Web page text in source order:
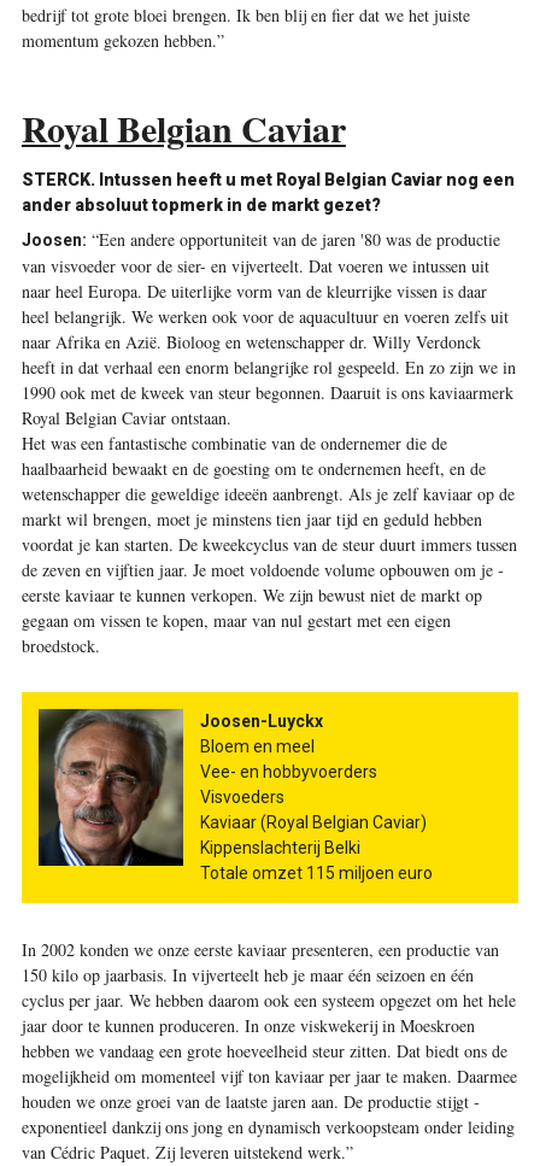
bedrijf tot grote bloei brengen. Ik ben blij en fier dat we het juiste
momentum gekozen hebben.”
Royal Belgian Caviar
STERCK. Intussen heeft u met Royal Belgian Caviar nog een
ander absoluut topmerk in de markt gezet?
Joosen: “Een andere opportuniteit van de jaren '80 was de productie
van visvoeder voor de sier- en vijverteelt. Dat voeren we intussen uit
naar heel Europa. De ­uiterlijke vorm van de kleurrijke vissen is daar
heel belangrijk. We werken ook voor de aquacultuur en voeren zelfs uit
naar Afrika en Azië. Bioloog en wetenschapper dr. Willy Verdonck
heeft in dat verhaal een enorm belangrijke rol gespeeld. En zo zijn we in
1990 ook met de kweek van steur begonnen. Daaruit is ons kaviaarmerk
Royal ­Belgian Caviar ontstaan.
Het was een fantastische ­combinatie van de ondernemer die de
haalbaarheid bewaakt en de goesting om te ondernemen heeft, en de
wetenschapper die geweldige ideeën aanbrengt. Als je zelf kaviaar op de
markt wil brengen, moet je ­minstens tien jaar tijd en geduld ­hebben
voordat je kan starten. De kweekcyclus van de steur duurt immers ­tussen
de zeven en vijftien jaar. Je moet ­voldoende volume opbouwen om je ­
eerste ­kaviaar te kunnen ­verkopen. We zijn bewust niet de markt op
gegaan om ­vissen te kopen, maar van nul gestart met een eigen
broedstock.
Joosen-Luyckx
Bloem en meel
Vee- en hobbyvoerders
Visvoeders
Kaviaar (Royal Belgian Caviar)
Kippenslachterij Belki
Totale omzet 115 miljoen euro
In 2002 konden we onze ­eerste kaviaar presenteren, een ­productie van
150 kilo op jaar­basis. In vijverteelt heb je maar één seizoen en één
cyclus per jaar. We ­hebben daarom ook een systeem ­opgezet om het hele
jaar door te kunnen ­produceren. In onze ­viskwekerij in ­Moeskroen
hebben we vandaag een grote hoeveelheid steur zitten. Dat biedt ons de
mogelijkheid om ­momenteel vijf ton ­kaviaar per jaar te maken. Daarmee
houden we onze groei van de laatste jaren aan. De ­productie stijgt ­
exponentieel dankzij ons jong en dynamisch verkoopsteam onder leiding
van Cédric Paquet. Zij leveren uitstekend werk.”